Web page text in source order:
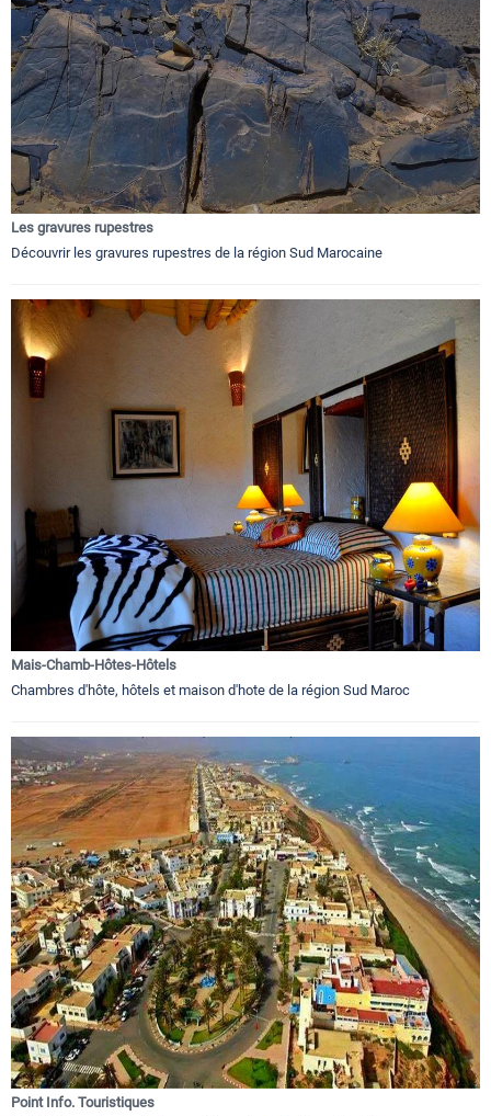
Les gravures rupestres
Découvrir les gravures rupestres de la région Sud Marocaine
Mais-Chamb-Hôtes-Hôtels
Chambres d'hôte, hôtels et maison d'hote de la région Sud Maroc
Point Info. Touristiques